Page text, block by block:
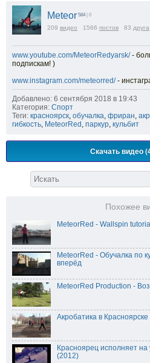
Meteor 584 | 0
209 видео 1566 постов 83 друга
www.youtube.com/MeteorRedyarsk/-
подпискам! )
www.instagram.com/meteorred/-
Добавлено: 6 сентября 2018 в 19:43
Категория: Спорт
Теги: красноярск, обучалка, фриран,
гибкость, MeteorRed , паркур, кульбит
Скачать видео
Похожее
MeteorRed - Wallspin tutorial
MeteorRed - Обучалка по
вперёд
MeteorRed Production -
Акробатика в
Красноярец исполняет
(2012)